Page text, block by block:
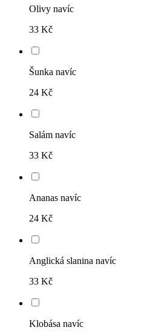
Olivy navíc
33 Kč
Šunka navíc
24 Kč
Salám navíc
33 Kč
Ananas navíc
24 Kč
Anglická slanina navíc
33 Kč
Klobása navíc